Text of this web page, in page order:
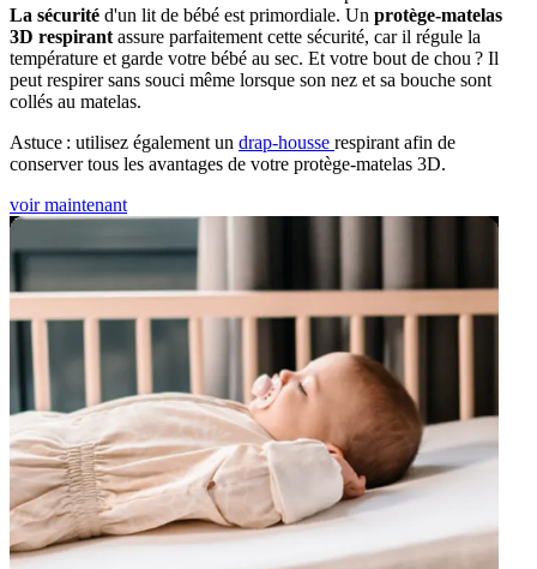
La sécurité d'un lit de bébé est primordiale. Un protège-matelas
3D respirant assure parfaitement cette sécurité, car il régule la
température et garde votre bébé au sec. Et votre bout de chou ? Il
peut respirer sans souci même lorsque son nez et sa bouche sont
collés au matelas.
Astuce : utilisez également un drap-housse respirant afin de
conserver tous les avantages de votre protège-matelas 3D.
voir maintenant